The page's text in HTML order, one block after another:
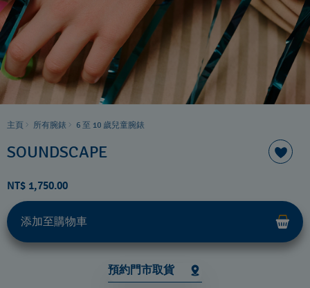
主頁 所有腕錶 6 至 10 歲兒童腕錶
SOUNDSCAPE
NT$ 1,750.00
添加至購物車
預約門市取貨